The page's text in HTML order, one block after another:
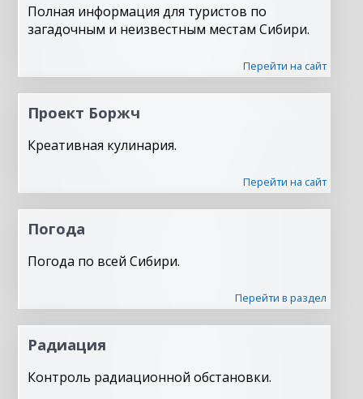
Полная информация для туристов по
загадочным и неизвестным местам Сибири.
Перейти на сайт
Проект Боржч
Креативная кулинария.
Перейти на сайт
Погода
Погода по всей Сибири.
Перейти в раздел
Радиация
Контроль радиационной обстановки.